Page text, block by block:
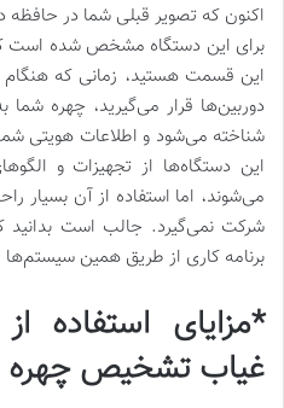
اکنون که تصویر قبلی شما در
برای این دستگاه مشخص شده است
این قسمت هستید، زمانی که
دوربین‌ها قرار می‌گیرید، چهره شما
شناخته می‌شود و اطلاعات هویتی
این دستگاه‌ها از تجهیزات و
می‌شوند، اما استفاده از آن بسیار
شرکت نمی‌گیرد. جالب است بدانید
برنامه کاری از طریق همین سیستم‌ها
*مزایای استفاده
غیاب تشخیص چهره